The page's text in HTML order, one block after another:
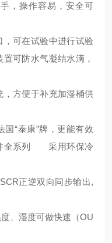
，操作容易，安全可
可在试验中进行试验
可防水气凝结水滴，
方便于补充加湿桶供
“泰康”牌，更能有效
并全系列 采用环保冷
正逆双向同步输出,
、湿度可做快速（OU